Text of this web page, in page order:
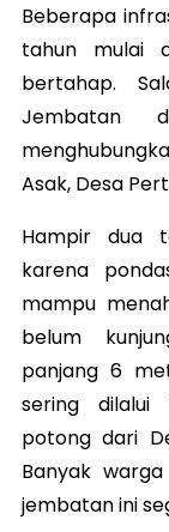
Beberapa
tahun mulai
bertahap.
Jembatan
Asak, Desa
Hampir dua
karena
mampu
belum
panjang 6
sering dilalui
potong dari
Banyak
jembatan ini